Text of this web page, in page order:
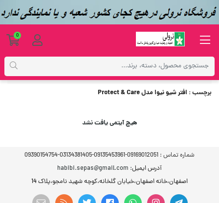
برچسب: افتر شیو نیوا مدل Protect & Care
هیچ آیتمی یافت نشد
شماره تماس : 09169012051-09135453961-03134381405-09390154754
آدرس ایمیل: habibi.sepas@gmail.com
اصفهان،خانه اصفهان،خیابان گلخانه،کوچه شهید نامجو،پلاک 14
0